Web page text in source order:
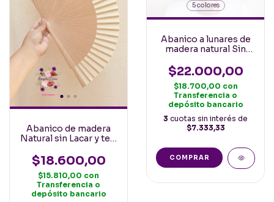
Abanico de madera
Natural sin Lacar y tela
$18.600,00
$15.810,00 con
Transferencia o
depósito bancario
5 colores
Abanico a lunares de
madera natural Sin
$22.000,00
$18.700,00 con
Transferencia o
depósito bancario
3 cuotas sin interés de
$7.333,33
COMPRAR